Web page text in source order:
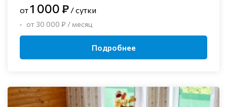
от1 000 ₽ / сутки
от 30 000 ₽ / месяц
Подробнее